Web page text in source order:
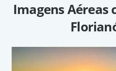
Imagens Aéreas